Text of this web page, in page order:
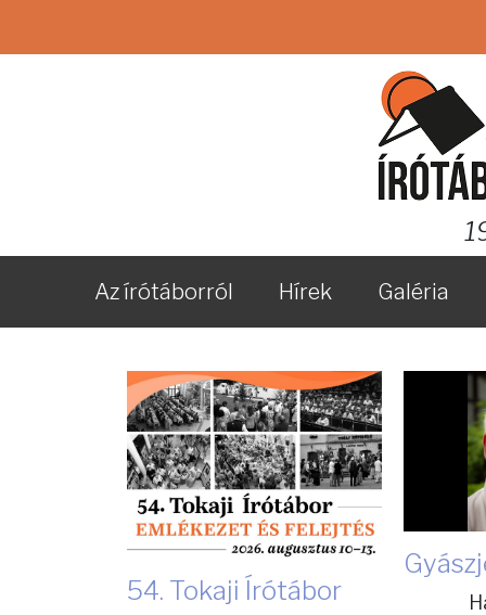
Az írótáborról Hírek Galéria
54. Tokaji Írótábor